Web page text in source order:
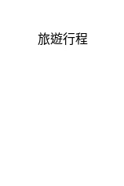
旅遊行程